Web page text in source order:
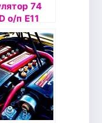
74
о/п Е11